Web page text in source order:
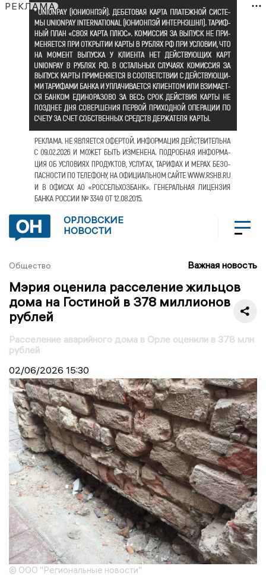
РЕКЛАМА
ОРЛОВСКИЕ
НОВОСТИ
Общество Важная новость
Мэрия оценила расселение жильцов
дома на Гостиной в 378 миллионов
рублей
Расселение аварийного дома в Орле оценили в 378 млн
рублей
02/06/2026 15:30
© ООО "Региональные новости"